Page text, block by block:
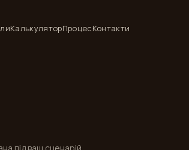
КалькуляторПроцесКонтакти